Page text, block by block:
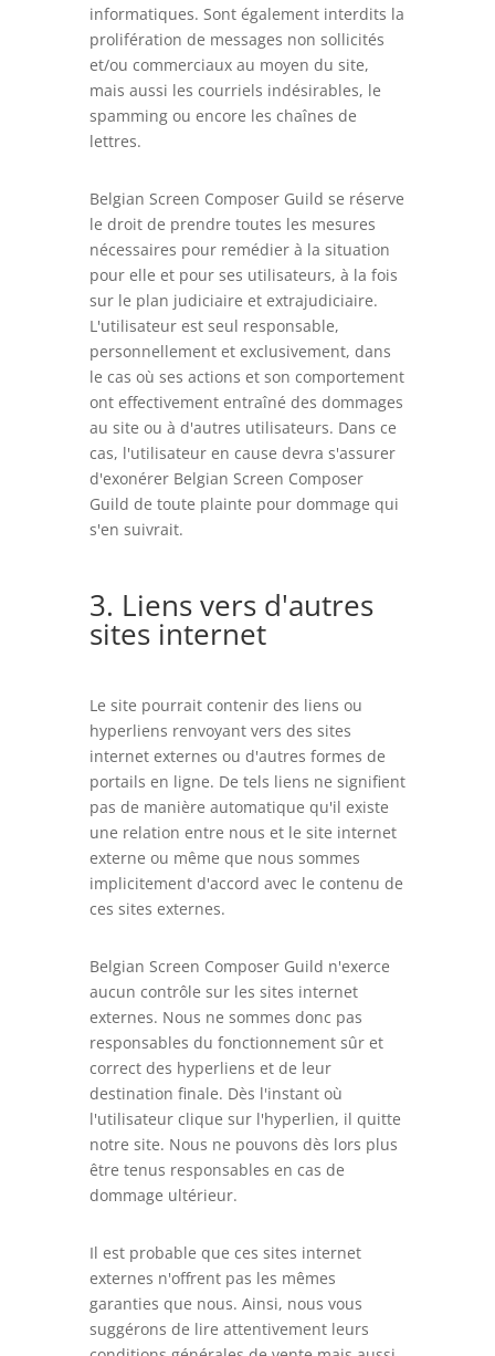
informatiques. Sont également interdits la
prolifération de messages non sollicités
et/ou commerciaux au moyen du site,
mais aussi les courriels indésirables, le
spamming ou encore les chaînes de
lettres.
Belgian Screen Composer Guild se réserve
le droit de prendre toutes les mesures
nécessaires pour remédier à la situation
pour elle et pour ses utilisateurs, à la fois
sur le plan judiciaire et extrajudiciaire.
L'utilisateur est seul responsable,
personnellement et exclusivement, dans
le cas où ses actions et son comportement
ont effectivement entraîné des dommages
au site ou à d'autres utilisateurs. Dans ce
cas, l'utilisateur en cause devra s'assurer
d'exonérer Belgian Screen Composer
Guild de toute plainte pour dommage qui
s'en suivrait.
3. Liens vers d'autres
sites internet
Le site pourrait contenir des liens ou
hyperliens renvoyant vers des sites
internet externes ou d'autres formes de
portails en ligne. De tels liens ne signifient
pas de manière automatique qu'il existe
une relation entre nous et le site internet
externe ou même que nous sommes
implicitement d'accord avec le contenu de
ces sites externes.
Belgian Screen Composer Guild n'exerce
aucun contrôle sur les sites internet
externes. Nous ne sommes donc pas
responsables du fonctionnement sûr et
correct des hyperliens et de leur
destination finale. Dès l'instant où
l'utilisateur clique sur l'hyperlien, il quitte
notre site. Nous ne pouvons dès lors plus
être tenus responsables en cas de
dommage ultérieur.
Il est probable que ces sites internet
externes n'offrent pas les mêmes
garanties que nous. Ainsi, nous vous
suggérons de lire attentivement leurs